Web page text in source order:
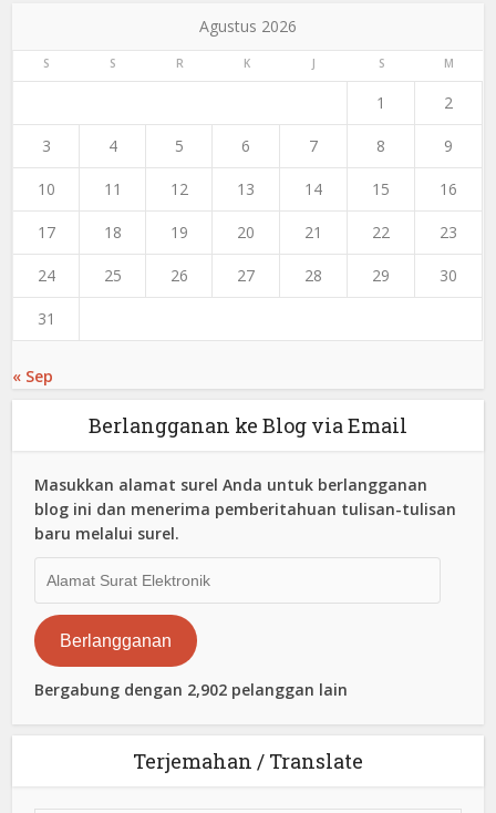
Agustus 2026
S S R K J S M
1 2
3 4 5 6 7 8 9
10 11 12 13 14 15 16
17 18 19 20 21 22 23
24 25 26 27 28 29 30
31
« Sep
Berlangganan ke Blog via Email
Masukkan alamat surel Anda untuk berlangganan
blog ini dan menerima pemberitahuan tulisan-tulisan
baru melalui surel.
Surat
Elektronik
Berlangganan
Bergabung dengan 2,902 pelanggan lain
Terjemahan / Translate